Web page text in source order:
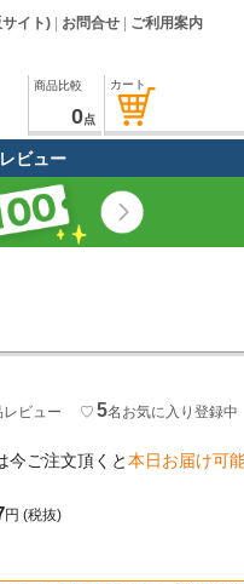
イト) お問合せ ご利用案内
カート
商品比較
0点
ビュー
ビュー ♡ 5名 お気に入り登録中
今ご注文頂くと本日お届け可
円 (税抜)